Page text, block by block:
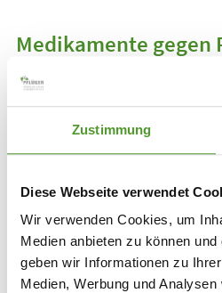
Zustimmung
Diese Webseite verwendet
Wir verwenden Cookies, um
Medien anbieten zu können
geben wir Informationen zu
Medien, Werbung und
Medikamente gegen
Eine
Ruhe und Ausgeglichenheit
Passionsblume, Hafer und
Nervoregin® H Tabletten
.
Komplexmittelunterstützt
Nervensystems und fördert
eine erfolgreiche